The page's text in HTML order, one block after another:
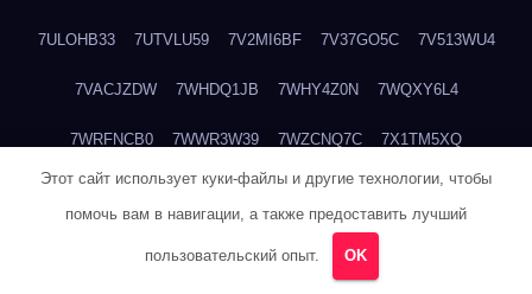
7ULOHB33 7UTVLU59 7V2MI6BF 7V37GO5C 7V513WU4
7VACJZDW 7WHDQ1JB 7WHY4Z0N 7WQXY6L4
7WRFNCB0 7WWR3W39 7WZCNQ7C 7X1TM5XQ
7XKFP983 7XMG6WJ3 7XT3ZWK3 7Y2HM15R 7YHSQGPE
7ZUCLJ14
Этот сайт использует куки-файлы и другие технологии, чтобы
помочь вам в навигации, а также предоставить лучший
пользовательский опыт. OK